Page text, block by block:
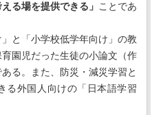
る場を提供できる」 ことであ
と「小学校低学年向け」の教
園児だった生徒の小論文（作
る。また、防災・減災学習と
る外国人向けの「日本語学習